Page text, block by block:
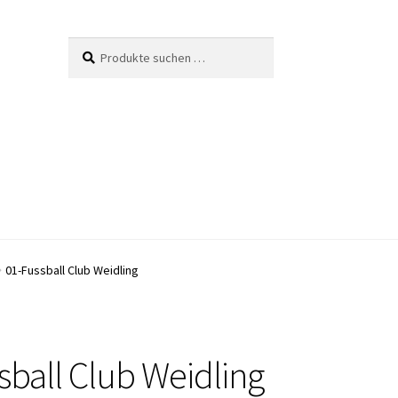
nach:
01-Fussball Club Weidling
Club Weidling